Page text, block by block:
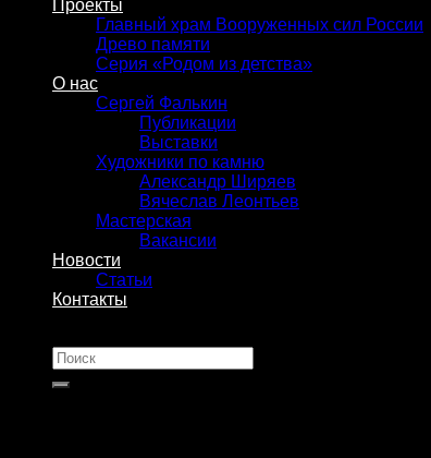
Проекты
Главный храм Вооруженных сил России
Древо памяти
Серия «Родом из детства»
О нас
Сергей Фалькин
Публикации
Выставки
Художники по камню
Александр Ширяев
Вячеслав Леонтьев
Мастерская
Вакансии
Новости
Статьи
Контакты
Искать: